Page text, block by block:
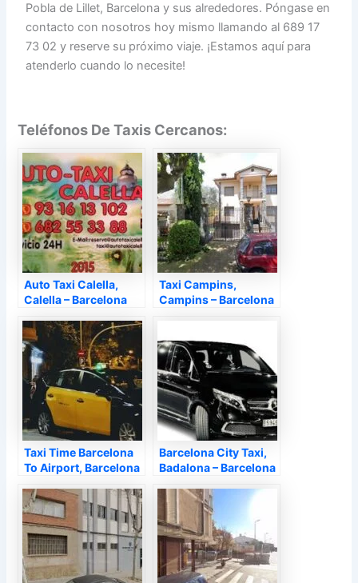
Pobla de Lillet, Barcelona y sus alrededores. Póngase en
contacto con nosotros hoy mismo llamando al 689 17
73 02 y reserve su próximo viaje. ¡Estamos aquí para
atenderlo cuando lo necesite!
Teléfonos De Taxis Cercanos:
Auto Taxi Calella,
Calella – Barcelona
Taxi Campins,
Campins – Barcelona
Taxi Time Barcelona
To Airport, Barcelona
Barcelona City Taxi,
Badalona – Barcelona